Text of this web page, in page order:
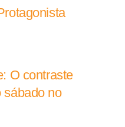
O contraste
sábado no